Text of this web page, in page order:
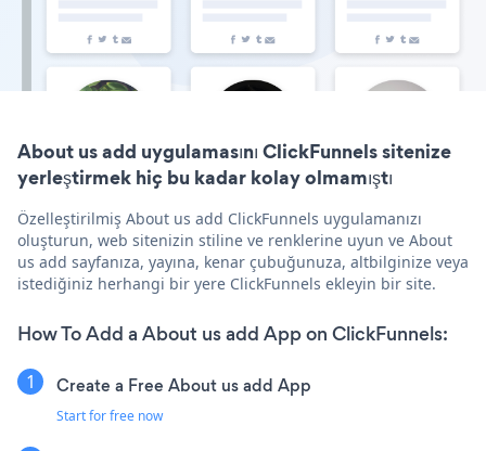
About us add uygulamasını ClickFunnels sitenize
yerleştirmek hiç bu kadar kolay olmamıştı
Özelleştirilmiş About us add ClickFunnels uygulamanızı
oluşturun, web sitenizin stiline ve renklerine uyun ve About
us add sayfanıza, yayına, kenar çubuğunuza, altbilginize veya
istediğiniz herhangi bir yere ClickFunnels ekleyin bir site.
How To Add a About us add App on ClickFunnels:
Create a Free About us add App
Start for free now